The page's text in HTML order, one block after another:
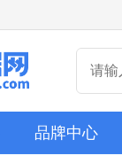
品牌中心